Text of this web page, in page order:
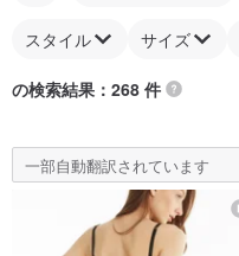
スタイル サイズ
の検索結果：268 件
一部自動翻訳されています